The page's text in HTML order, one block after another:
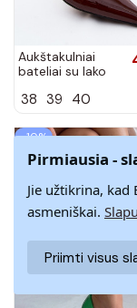
Aukštakulniai
bateliai su lako
dirbtinės odos
Fionnel
38 39 40
−10%
Pirmiausia -
Jie užtikrina,
asmeniškai.
Priimti visus